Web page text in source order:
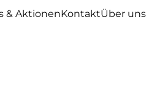
& AktionenKontaktÜber uns